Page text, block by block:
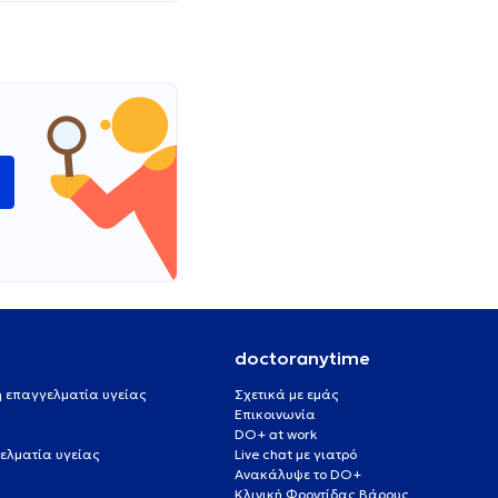
επαγγελματία υγείας
υγείας
doctoranytime
Σχετικά με εμάς
Επικοινωνία
DO+ at work
Live chat με γιατρό
Ανακάλυψε το DO+
Κλινική Φροντίδας Βάρους